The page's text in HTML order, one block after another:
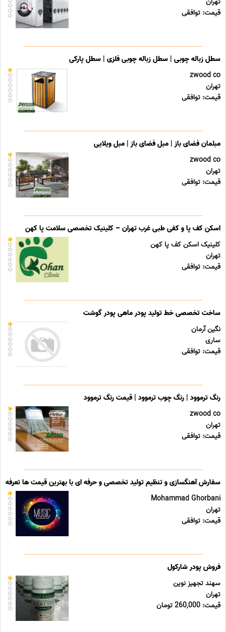
قیمت: توافقی
سطل زباله چوبی | سطل زباله چوبی فلزی | سطل پارکی
zwood co
تهران
قیمت: توافقی
مبلمان فضای باز | مبل فضای باز | مبل ویلایی
zwood co
تهران
قیمت: توافقی
اسکن کف پا و کفی طبی غرب تهران – کلینیک تخصصی سلامت پا کهن
کلینیک اسکن کف پا کهن
تهران
قیمت: توافقی
ساخت تخصصی خط تولید پودر ماهی پودر گوشت
نگین آرمان
ساری
قیمت: توافقی
رنگ ترموود | رنگ چوب ترموود | قیمت رنگ ترموود
zwood co
تهران
قیمت: توافقی
سفارش آهنگسازی و تنظیم تولید تخصصی و حرفه ای با بهترین قیمت ها تعرفه
Mohammad Ghorbani
تهران
قیمت: توافقی
فروش پودر شارکول
سهند تجهیز نوین
تهران
قیمت: 260,000 تومان